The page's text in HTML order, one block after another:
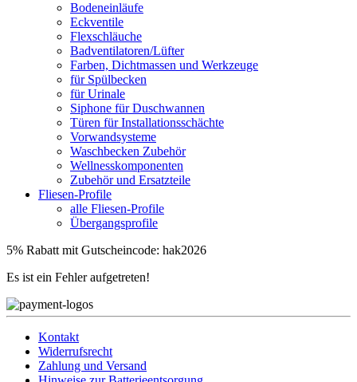
Bodeneinläufe
Eckventile
Flexschläuche
Badventilatoren/Lüfter
Farben, Dichtmassen und Werkzeuge
für Spülbecken
für Urinale
Siphone für Duschwannen
Türen für Installationsschächte
Vorwandsysteme
Waschbecken Zubehör
Wellnesskomponenten
Zubehör und Ersatzteile
Fliesen-Profile
alle Fliesen-Profile
Übergangsprofile
5% Rabatt mit Gutscheincode: hak2026
Es ist ein Fehler aufgetreten!
Kontakt
Widerrufsrecht
Zahlung und Versand